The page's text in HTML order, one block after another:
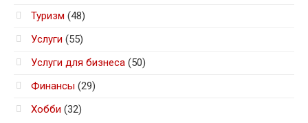
Туризм (48)
Услуги (55)
Услуги для бизнеса (50)
Финансы (29)
Хобби (32)